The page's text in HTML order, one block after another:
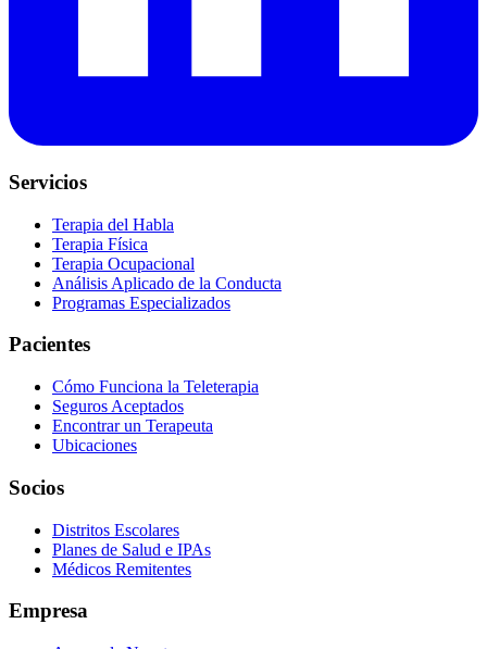
Servicios
Terapia del Habla
Terapia Física
Terapia Ocupacional
Análisis Aplicado de la Conducta
Programas Especializados
Pacientes
Cómo Funciona la Teleterapia
Seguros Aceptados
Encontrar un Terapeuta
Ubicaciones
Socios
Distritos Escolares
Planes de Salud e IPAs
Médicos Remitentes
Empresa